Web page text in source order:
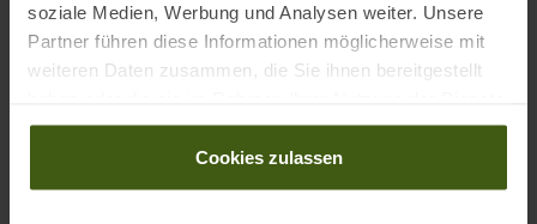
soziale Medien, Werbung und Analysen weiter. Unsere
Partner führen diese Informationen möglicherweise mit
weiteren Daten zusammen, die Sie ihnen bereitgestellt
gesammelt haben.
Cookies zulassen
Informationen zu EU Verordnung GPSR
Name des Herstellers:Schöffel Sportbekleidung GmbH
Schwabmünchen, Deutschland
Elektronische Adresse des Herstellers:mail@schoeffel.com